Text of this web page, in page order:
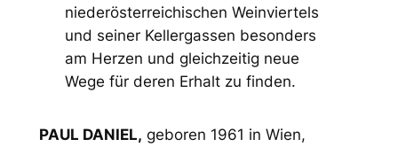
niederösterreichischen Weinviertels
und seiner Kellergassen besonders
am Herzen und gleichzeitig neue
Wege für deren Erhalt zu finden.
PAUL DANIEL, geboren 1961 in Wien,